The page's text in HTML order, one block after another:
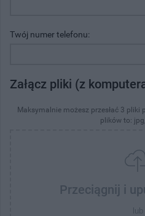
Twój numer telefonu:
Załącz pliki (z
Maksymalnie możesz przesłać 3 pliki
plików to:
Przeciągnij i
lub